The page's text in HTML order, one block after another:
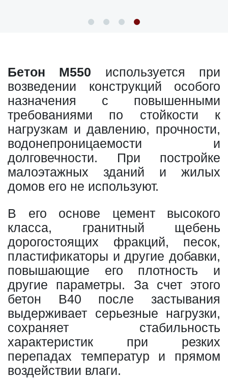
Бетон М550 используется при
возведении конструкций особого
назначения с повышенными
требованиями по стойкости к
нагрузкам и давлению, прочности,
водонепроницаемости и
долговечности. При постройке
малоэтажных зданий и жилых
домов его не используют.
В его основе цемент высокого
класса, гранитный щебень
дорогостоящих фракций, песок,
пластификаторы и другие добавки,
повышающие его плотность и
другие параметры. За счет этого
бетон В40 после застывания
выдерживает серьезные нагрузки,
сохраняет стабильность
характеристик при резких
перепадах температур и прямом
воздействии влаги.